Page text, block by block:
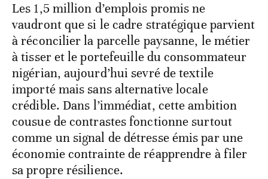
Les 1,5 million d’emplois promis ne
vaudront que si le cadre stratégique parvient
à réconcilier la parcelle paysanne, le métier
à tisser et le portefeuille du consommateur
nigérian, aujourd’hui sevré de textile
importé mais sans alternative locale
crédible. Dans l’immédiat, cette ambition
cousue de contrastes fonctionne surtout
comme un signal de détresse émis par une
économie contrainte de réapprendre à filer
sa propre résilience.